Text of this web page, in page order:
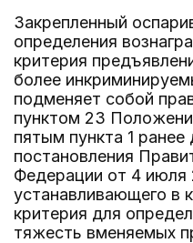
Закрепленный
определения
критерия
более
подменяет собой
пунктом 23
пятым пункта 1 ранее
постановления
Федерации от 4 июля
устанавливающего в
критерия для
тяжесть вменяемых